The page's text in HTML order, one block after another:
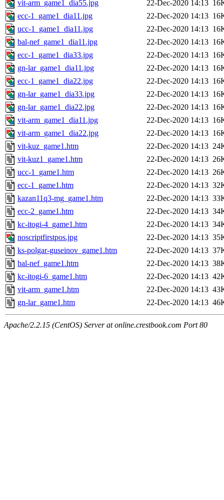
vit-arm_game1_dia55.jpg 22-Dec-2020 14:13
ecc-1_game1_dia11.jpg
22-Dec-2020 14:13
ucc-1_game1_dia11.jpg
22-Dec-2020 14:13
bal-nef_game1_dia11.jpg
22-Dec-2020 14:13
ecc-1_game1_dia33.jpg
22-Dec-2020 14:13
gn-lar_game1_dia11.jpg
22-Dec-2020 14:13
ecc-1_game1_dia22.jpg
22-Dec-2020 14:13
gn-lar_game1_dia33.jpg
22-Dec-2020 14:13
gn-lar_game1_dia22.jpg
22-Dec-2020 14:13
vit-arm_game1_dia11.jpg
22-Dec-2020 14:13
vit-arm_game1_dia22.jpg
22-Dec-2020 14:13
vit-kuz_game1.htm
22-Dec-2020 14:13
vit-kuz1_game1.htm
22-Dec-2020 14:13
ucc-1_game1.htm
22-Dec-2020 14:13
ecc-1_game1.htm
22-Dec-2020 14:13
kazan11q3-mg_game1.htm
22-Dec-2020 14:13
ecc-2_game1.htm
22-Dec-2020 14:13
kc-itogi-4_game1.htm
22-Dec-2020 14:13
noscriptfirstpos.jpg
22-Dec-2020 14:13
ks-polgar-guseinov_game1.htm
22-Dec-2020 14:13
bal-nef_game1.htm
22-Dec-2020 14:13
kc-itogi-6_game1.htm
22-Dec-2020 14:13
vit-arm_game1.htm
22-Dec-2020 14:13
gn-lar_game1.htm
22-Dec-2020 14:13
Apache/2.2.15 (CentOS) Server at online.crestbook.com Port 80